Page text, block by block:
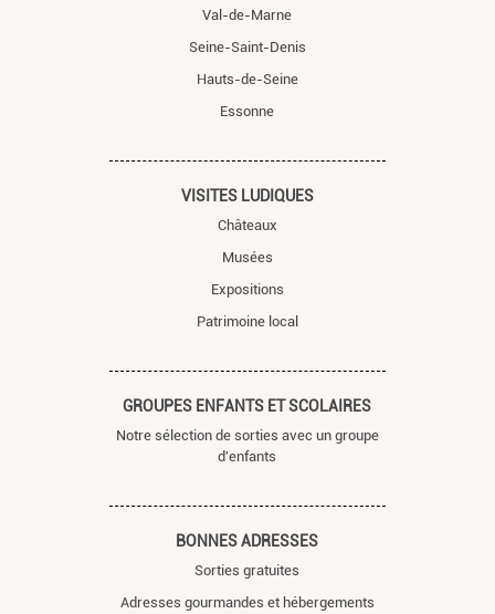
Val-de-Marne
Seine-Saint-Denis
Hauts-de-Seine
Essonne
VISITES LUDIQUES
Châteaux
Musées
Expositions
Patrimoine local
GROUPES ENFANTS ET SCOLAIRES
Notre sélection de sorties avec un groupe
d'enfants
BONNES ADRESSES
Sorties gratuites
Adresses gourmandes et hébergements